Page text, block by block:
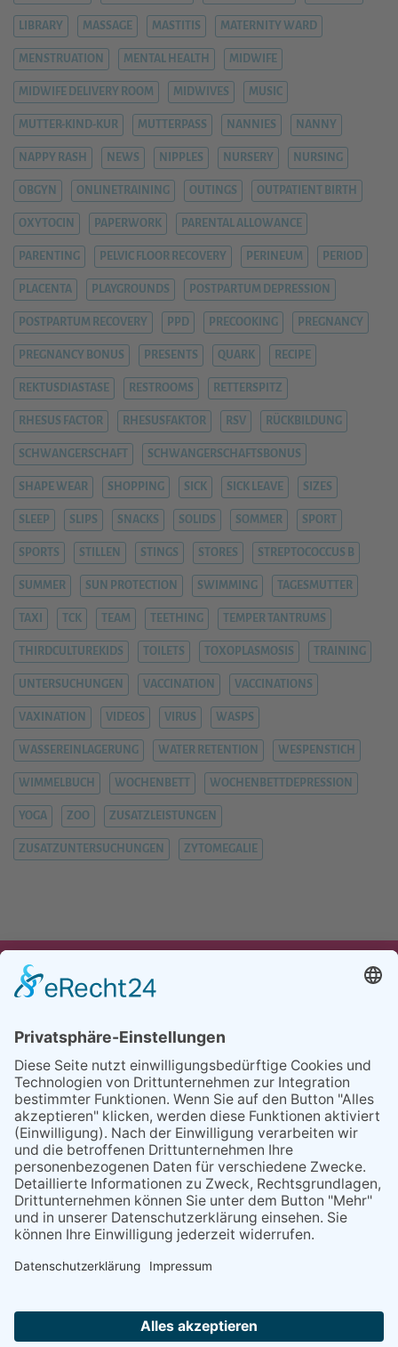
LIBRARY MASSAGE MASTITIS MATERNITY WARD
MENSTRUATION MENTAL HEALTH MIDWIFE
MIDWIFE DELIVERY ROOM MIDWIVES MUSIC
MUTTER-KIND-KUR MUTTERPASS NANNIES NANNY
NAPPY RASH NEWS NIPPLES NURSERY NURSING
OBGYN ONLINETRAINING OUTINGS OUTPATIENT BIRTH
OXYTOCIN PAPERWORK PARENTAL ALLOWANCE
PARENTING PELVIC FLOOR RECOVERY PERINEUM PERIOD
PLACENTA PLAYGROUNDS POSTPARTUM DEPRESSION
POSTPARTUM RECOVERY PPD PRECOOKING PREGNANCY
PREGNANCY BONUS PRESENTS QUARK RECIPE
REKTUSDIASTASE RESTROOMS RETTERSPITZ
RHESUS FACTOR RHESUSFAKTOR RSV RÜCKBILDUNG
SCHWANGERSCHAFT SCHWANGERSCHAFTSBONUS
SHAPE WEAR SHOPPING SICK SICK LEAVE SIZES
SLEEP SLIPS SNACKS SOLIDS SOMMER SPORT
SPORTS STILLEN STINGS STORES STREPTOCOCCUS B
SUMMER SUN PROTECTION SWIMMING TAGESMUTTER
TAXI TCK TEAM TEETHING TEMPER TANTRUMS
THIRDCULTUREKIDS TOILETS TOXOPLASMOSIS TRAINING
UNTERSUCHUNGEN VACCINATION VACCINATIONS
VAXINATION VIDEOS VIRUS WASPS
WASSEREINLAGERUNG WATER RETENTION WESPENSTICH
WIMMELBUCH WOCHENBETT WOCHENBETTDEPRESSION
YOGA ZOO ZUSATZLEISTUNGEN
ZUSATZUNTERSUCHUNGEN ZYTOMEGALIE
UNSER ANGEBOT
PARTNER
REFERENZEN
BLOG
FAQ
KONTAKT
BESUCHEN
SIE
BEI
BESUCHEN
SIE
BEI
Impressum Datenschutz